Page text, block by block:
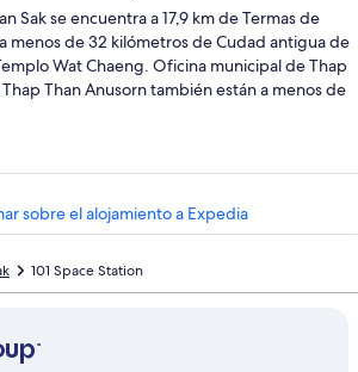
Sak se encuentra a 17,9 km de Termas de
menos de 32 kilómetros de Cudad antigua de
Wat Chaeng. Oficina municipal de Thap
Thap Than Anusorn también están a menos de
sobre el alojamiento a Expedia
101 Space Station